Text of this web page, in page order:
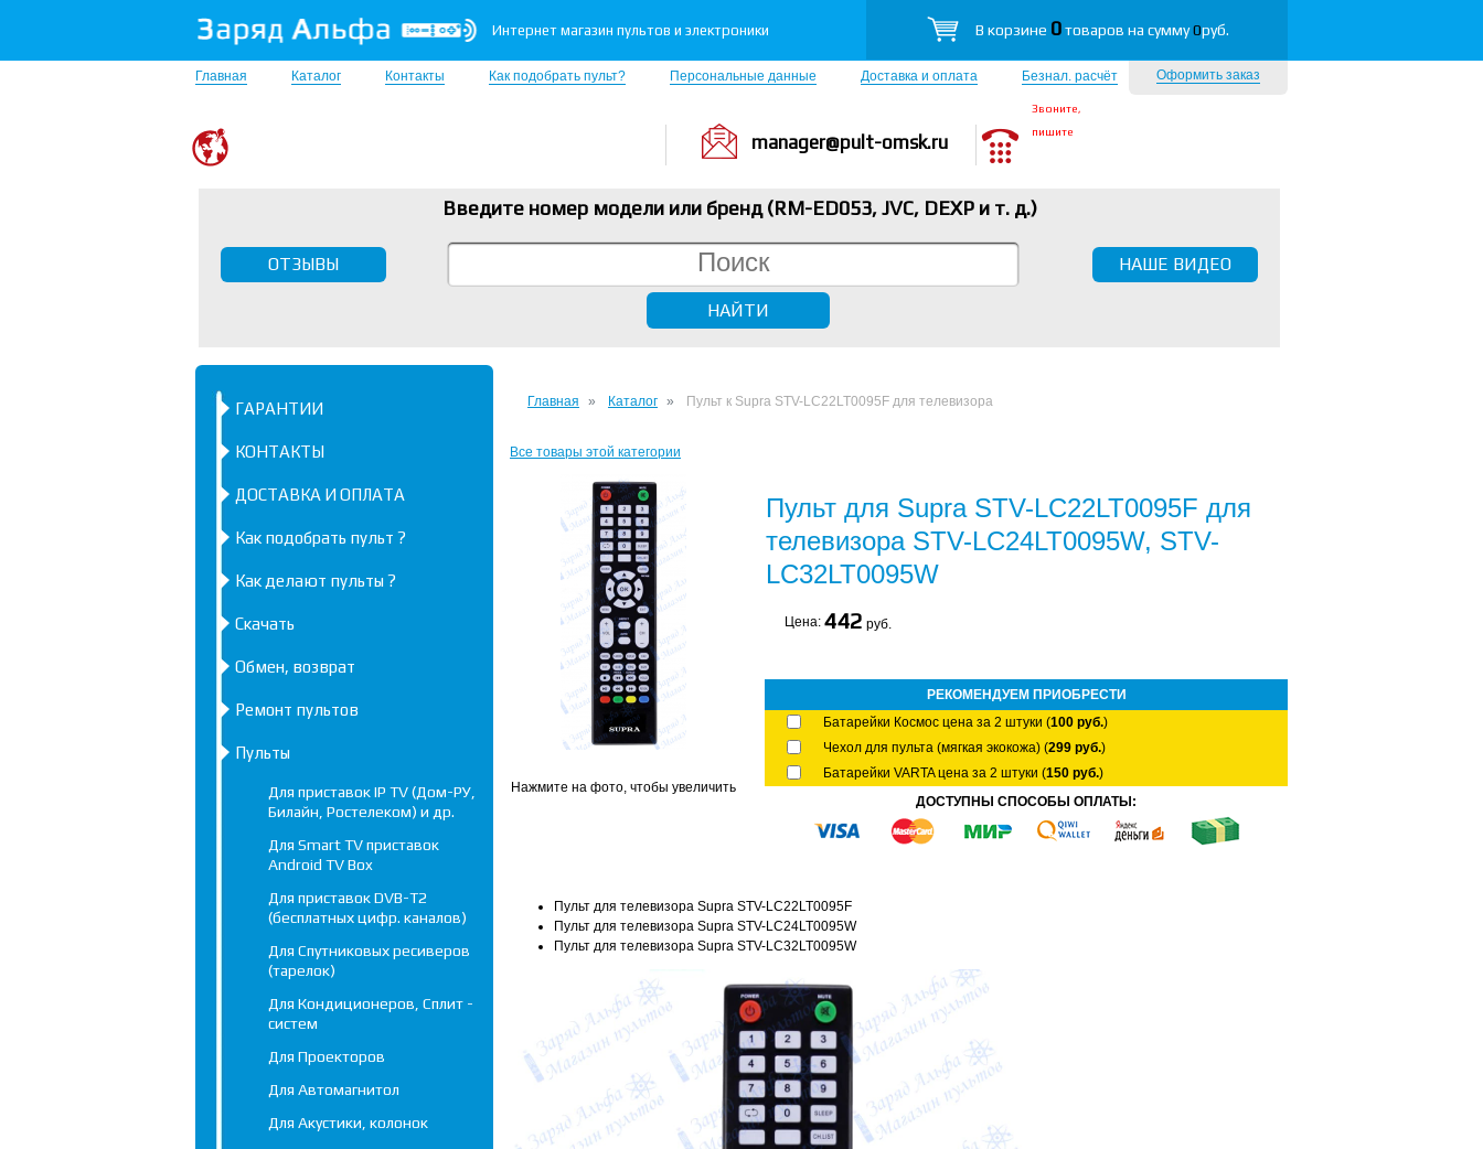
Интернет магазин пультов и электроники В корзине 0товаров на сумму0руб.
Оформить заказ
Главная Каталог Контакты Как подобрать пульт? Персональные данные Доставка и оплата Безнал. расчёт
manager@pult-omsk.ru
Звоните,
пишите
Введите номер модели или бренд (RM-ED053, JVC, DEXP и т. д.)
ОТЗЫВЫ НАШЕ ВИДЕО
Главная Каталог Пульт к Supra STV-LC22LT0095F для телевизора
Все товары этой категории
Нажмите на фото, чтобы увеличить
Пульт для Supra STV-LC22LT0095F для
телевизора STV-LC24LT0095W, STV-
LC32LT0095W
Цена: 442 руб.
РЕКОМЕНДУЕМ ПРИОБРЕСТИ
Батарейки Космос цена за 2 штуки (100 руб.)
Чехол для пульта (мягкая экокожа) (299 руб.)
Батарейки VARTA цена за 2 штуки (150 руб.)
ДОСТУПНЫ СПОСОБЫ ОПЛАТЫ:
Пульт для телевизора Supra STV-LC22LT0095F
Пульт для телевизора Supra STV-LC24LT0095W
Пульт для телевизора Supra STV-LC32LT0095W
ГАРАНТИИ
КОНТАКТЫ
ДОСТАВКА И ОПЛАТА
Как подобрать пульт ?
Как делают пульты ?
Скачать
Обмен, возврат
Ремонт пультов
Пульты
Для приставок IP TV (Дом-РУ,
Билайн, Ростелеком) и др.
Для Smart TV приставок
Android TV Box
Для приставок DVB-T2
(бесплатных цифр. каналов)
Для Спутниковых ресиверов
(тарелок)
Для Кондиционеров, Сплит -
систем
Для Проекторов
Для Автомагнитол
Для Акустики, колонок